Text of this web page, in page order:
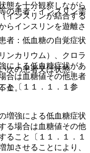
態を十分観察しながら
インスリンが結合する
らインスリンを遊離さ
ンカリウム）、クロラ
による低血糖症状があ
合は血糖値その他患者
と〔１１．１．１参
増強による低血糖症状
る場合は血糖値その他
ること〔１１．１．１
加させることにより、
の患者：インスリン需
者：低血糖の自覚症状
次の患者又は状態。
全。